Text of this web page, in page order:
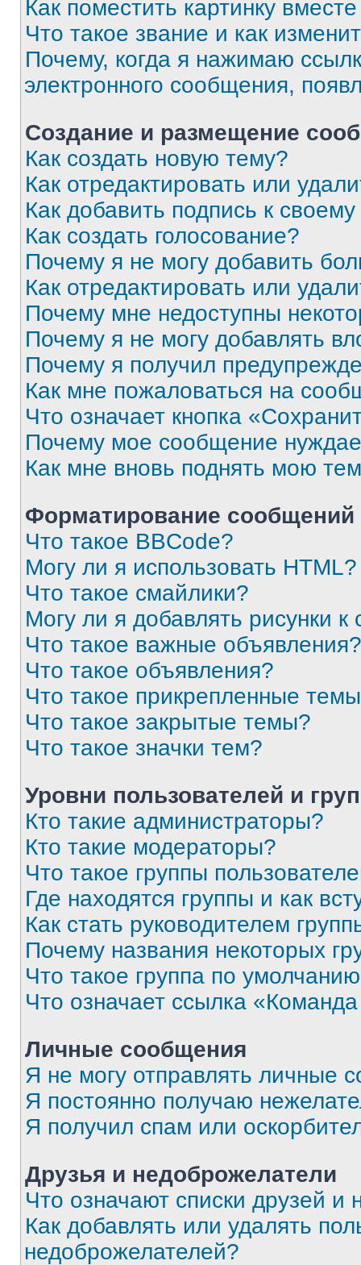
Как поместить картинку
Что такое звание и как
Почему, когда я нажимаю
электронного сообщения,
Создание и размещение
Как создать новую тему?
Как отредактировать или
Как добавить подпись к
Как создать голосование?
Почему я не могу добавить
Как отредактировать или
Почему мне недоступны
Почему я не могу добавлять
Почему я получил
Как мне пожаловаться на
Что означает кнопка
Почему мое сообщение
Как мне вновь поднять мою
Форматирование
Что такое BBCode?
Могу ли я использовать HTML?
Что такое смайлики?
Могу ли я добавлять рисунки
Что такое важные объявления?
Что такое объявления?
Что такое прикрепленные
Что такое закрытые темы?
Что такое значки тем?
Уровни пользователей и
Кто такие администраторы?
Кто такие модераторы?
Что такое группы
Где находятся группы и как
Как стать руководителем
Почему названия некоторых
Что такое группа по
Что означает ссылка
Личные сообщения
Я не могу отправлять личные
Я постоянно получаю
Я получил спам или
Друзья и недоброжелатели
Что означают списки друзей и
Как добавлять или удалять
недоброжелателей?